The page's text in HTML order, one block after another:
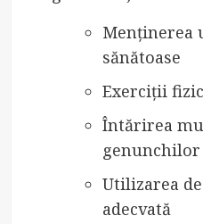
Menținerea
sănătoase
Exerciții
Întărirea
genunchilor
Utilizarea
adecvată